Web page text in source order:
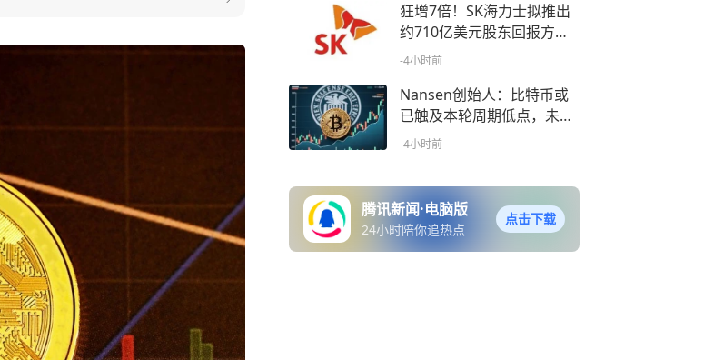
狂增7倍！SK海力士拟推出
约710亿美元股东回报方
案，HBM4出货引爆AI红利
-4小时前
Nansen创始人：比特币或
已触及本轮周期低点，未来
不会再跌破6万美元
-4小时前
腾讯新闻·电脑版
24小时陪你追热点
点击下载